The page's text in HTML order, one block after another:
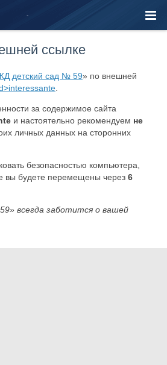
ссылке
детский сад № 59» по внешней
за содержимое сайта
и настоятельно рекомендуем не
личных данных на сторонних
безопасностью компьютера,
вы будете перемещены через 6
всегда заботится о вашей